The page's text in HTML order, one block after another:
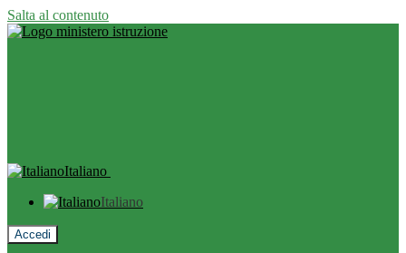
Salta al contenuto
Italiano
Italiano
Accedi